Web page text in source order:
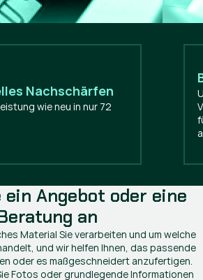
Nachschärfen
wie neu in nur 72
ein Angebot oder eine
an
Material Sie verarbeiten und um welche
und wir helfen Ihnen, das passende
oder es maßgeschneidert anzufertigen.
Fotos oder grundlegende Informationen